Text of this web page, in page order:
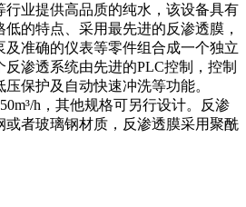
行业提供高品质的纯水，该设备具有
的特点、采用最先进的反渗透膜，
准确的仪表等零件组合成一个独立
渗透系统由先进的PLC控制，控制
保护及自动快速冲洗等功能。
h，其他规格可另行设计。反渗
或者玻璃钢材质，反渗透膜采用聚酰